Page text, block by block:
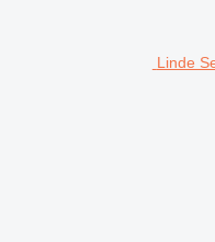
Linde